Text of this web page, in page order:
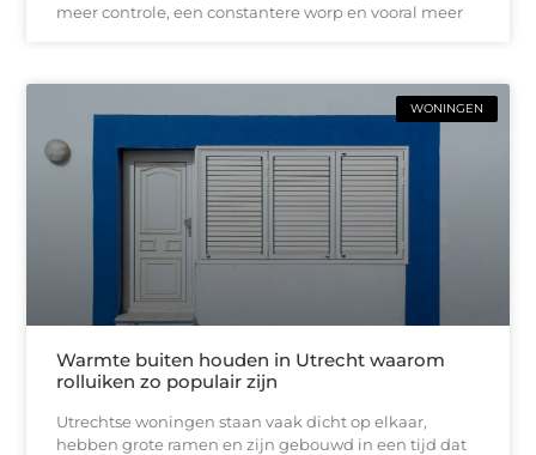
meer controle, een constantere worp en vooral meer
WONINGEN
Warmte buiten houden in Utrecht waarom
rolluiken zo populair zijn
Utrechtse woningen staan vaak dicht op elkaar,
hebben grote ramen en zijn gebouwd in een tijd dat